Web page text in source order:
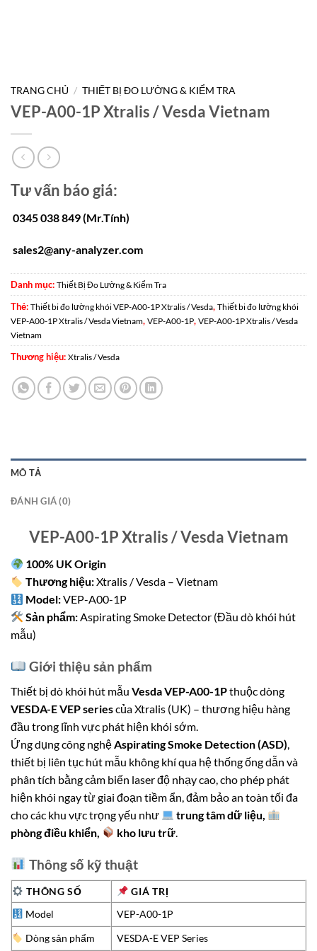
TRANG CHỦ / THIẾT BỊ ĐO LƯỜNG & KIỂM TRA
VEP-A00-1P Xtralis / Vesda Vietnam
Tư vấn báo giá:
0345 038 849 (Mr.Tính)
sales2@any-analyzer.com
Danh mục: Thiết Bị Đo Lường & Kiểm Tra
Thẻ: Thiết bi đo lường khói VEP-A00-1P Xtralis / Vesda, Thiết bi đo lường khói
VEP-A00-1P Xtralis / Vesda Vietnam, VEP-A00-1P, VEP-A00-1P Xtralis / Vesda
Vietnam
Thương hiệu: Xtralis / Vesda
MÔ TẢ
ĐÁNH GIÁ (0)
VEP-A00-1P Xtralis / Vesda Vietnam
100% UK Origin
Thương hiệu:Xtralis / Vesda – Vietnam
Model:VEP-A00-1P
Sản phẩm:Aspirating Smoke Detector (Đầu dò khói hút
mẫu)
Giới thiệu sản phẩm
Thiết bị dò khói hút mẫu Vesda VEP-A00-1Pthuộc dòng
VESDA-E VEP seriescủa Xtralis (UK) – thương hiệu hàng
đầu trong lĩnh vực phát hiện khói sớm.
Ứng dụng công nghệ Aspirating Smoke Detection (ASD)
thiết bị liên tục hút mẫu không khí qua hệ thống ống dẫn và
phân tích bằng cảm biến laser độ nhạy cao, cho phép phát
hiện khói ngay từ giai đoạn tiềm ẩn, đảm bảo an toàn tối đa
cho các khu vực trọng yếu như
trung tâm dữ liệu,
phòng điều khiển,
kho lưu trữ
Thông số kỹ thuật
THÔNG SỐ
GIÁ TRỊ
Model
VEP-A00-1P
Dòng sản phẩm
VESDA-E VEP Series